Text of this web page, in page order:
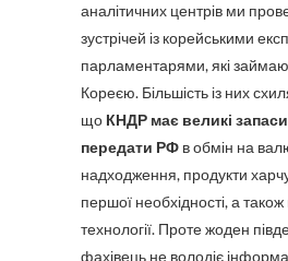
аналітичних центрів ми
зустрічей із корейськими
парламентарями, які
Кореєю. Більшість із них
що КНДР має великі
передати РФ в обмін на
надходження, продукти
першої необхідності, а також
технології. Проте жоден
фахівець не володіє